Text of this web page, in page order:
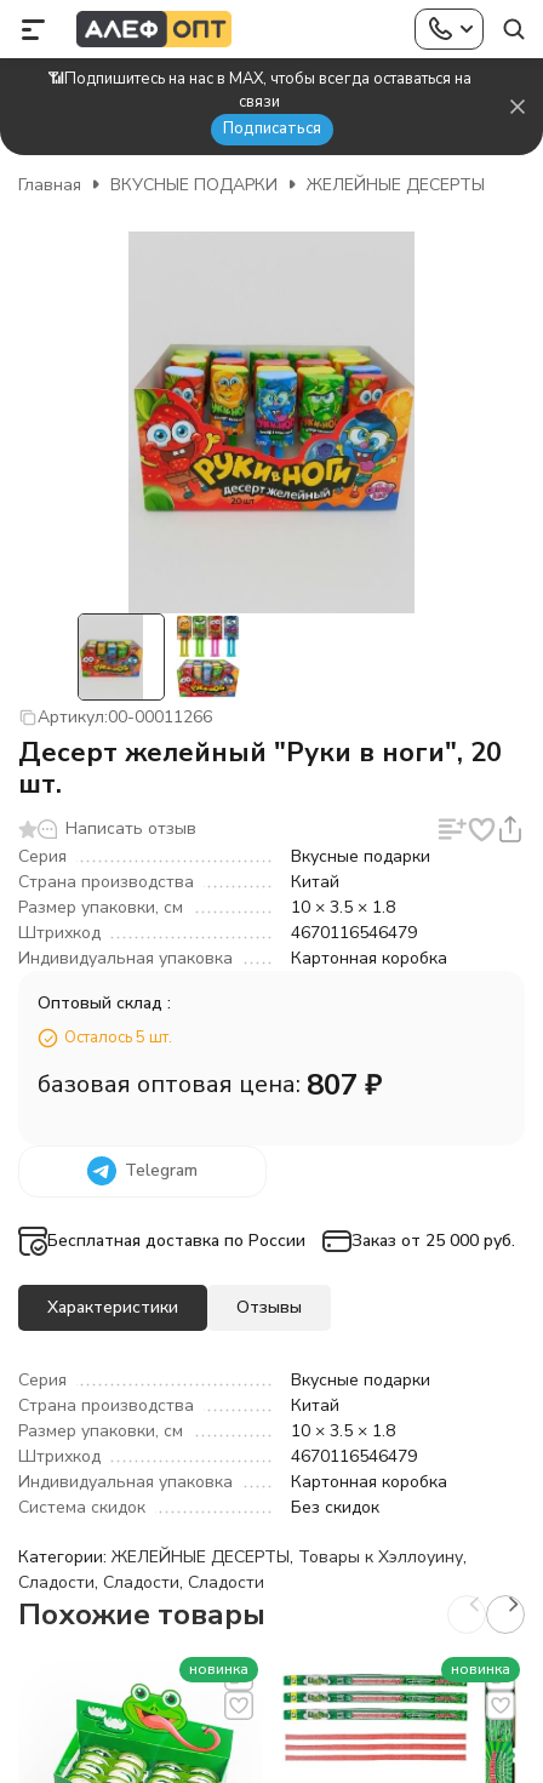
📶Подпишитесь на нас в MAX, чтобы всегда оставаться на
связи
Подписаться
Главная ВКУСНЫЕ ПОДАРКИ ЖЕЛЕЙНЫЕ ДЕСЕРТЫ
Артикул:00-00011266
Десерт желейный "Руки в ноги", 20
шт.
Написать отзыв
Серия
Вкусные подарки
Страна производства
Китай
Размер упаковки, см
10 × 3.5 × 1.8
Штрихкод
4670116546479
Индивидуальная упаковка
Картонная коробка
Оптовый склад :
Осталось 5 шт.
базовая оптовая цена: 807 ₽
Telegram
Бесплатная доставка по России Заказ от 25 000 руб.
Характеристики Отзывы
Серия
Вкусные подарки
Страна производства
Китай
Размер упаковки, см
10 × 3.5 × 1.8
Штрихкод
4670116546479
Индивидуальная упаковка
Картонная коробка
Система скидок
Без скидок
Категории: ЖЕЛЕЙНЫЕ ДЕСЕРТЫ, Товары к Хэллоуину,
Сладости, Сладости, Сладости
Похожие товары
новинка новинка